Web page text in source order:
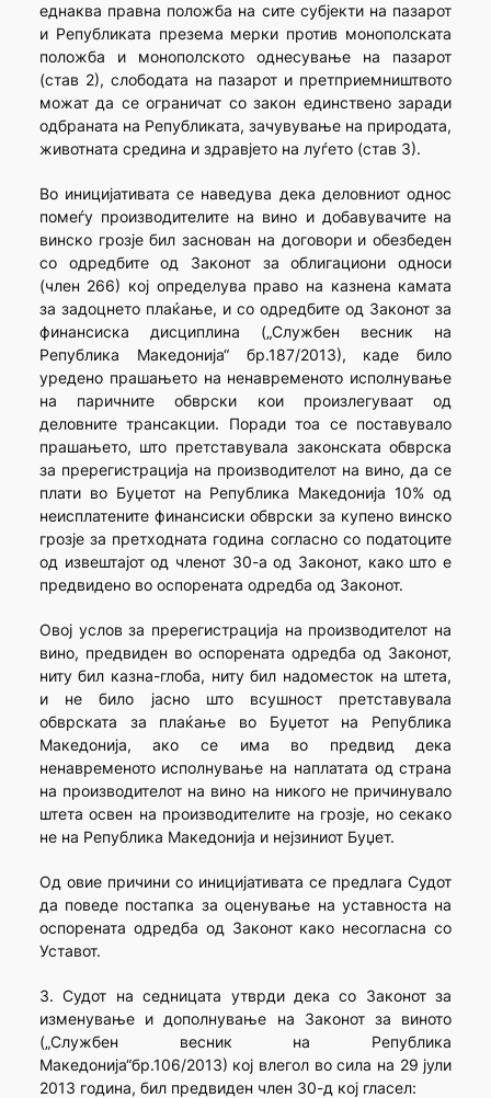
еднаква правна положба на сите субјекти на пазарот
и Републиката презема мерки против монополската
положба и монополското однесување на пазарот
(став 2), слободата на пазарот и претприемништвото
можат да се ограничат со закон единствено заради
одбраната на Републиката, зачувување на природата,
животната средина и здравјето на луѓето (став 3).
Во иницијативата се наведува дека деловниот однос
помеѓу производителите на вино и добавувачите на
винско грозје бил заснован на договори и обезбеден
со одредбите од Законот за облигациони односи
(член 266) кој определува право на казнена камата
за задоцнето плаќање, и со одредбите од Законот за
финансиска дисциплина („Службен весник на
Република Македонија“ бр.187/2013), каде било
уредено прашањето на ненавременото исполнување
на паричните обврски кои произлегуваат од
деловните трансакции. Поради тоа се поставувало
прашањето, што претставувала законската обврска
за пререгистрација на производителот на вино, да се
плати во Буџетот на Република Македонија 10% од
неисплатените финансиски обврски за купено винско
грозје за претходната година согласно со податоците
од извештајот од членот 30-а од Законот, како што е
предвидено во оспорената одредба од Законот.
Овој услов за пререгистрација на производителот на
вино, предвиден во оспорената одредба од Законот,
ниту бил казна-глоба, ниту бил надоместок на штета,
и не било јасно што всушност претставувала
обврската за плаќање во Буџетот на Република
Македонија, ако се има во предвид дека
ненавременото исполнување на наплатата од страна
на производителот на вино на никого не причинувало
штета освен на производителите на грозје, но секако
не на Република Македонија и нејзиниот Буџет.
Од овие причини со иницијативата се предлага Судот
да поведе постапка за оценување на уставноста на
оспорената одредба од Законот како несогласна со
Уставот.
3. Судот на седницата утврди дека со Законот за
изменување и дополнување на Законот за виното
(„Службен весник на Република
Македонија“бр.106/2013) кој влегол во сила на 29 јули
2013 година, бил предвиден член 30-д кој гласел: